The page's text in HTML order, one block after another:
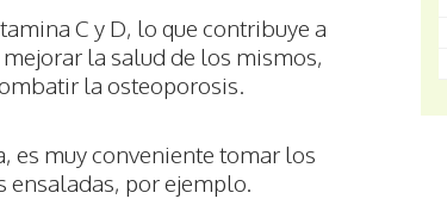
C y D, lo que contribuye a
la salud de los mismos,
la osteoporosis.
es muy conveniente tomar los
ensaladas, por ejemplo.